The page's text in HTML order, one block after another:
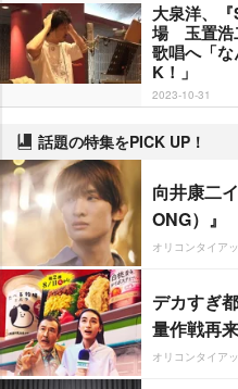
大泉洋、
場 玉置浩
歌唱へ「
K！」
2023-10-31
話題の特集をPICK UP！
向井康二
ONG）』
オリコンタイア
デカすぎ
量作戦再来
オリコンタイア